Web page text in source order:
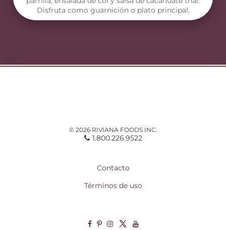
Disfruta como guarnición o plato principal.
© 2026 RIVIANA FOODS INC.
1.800.226.9522
Contacto
Términos de uso